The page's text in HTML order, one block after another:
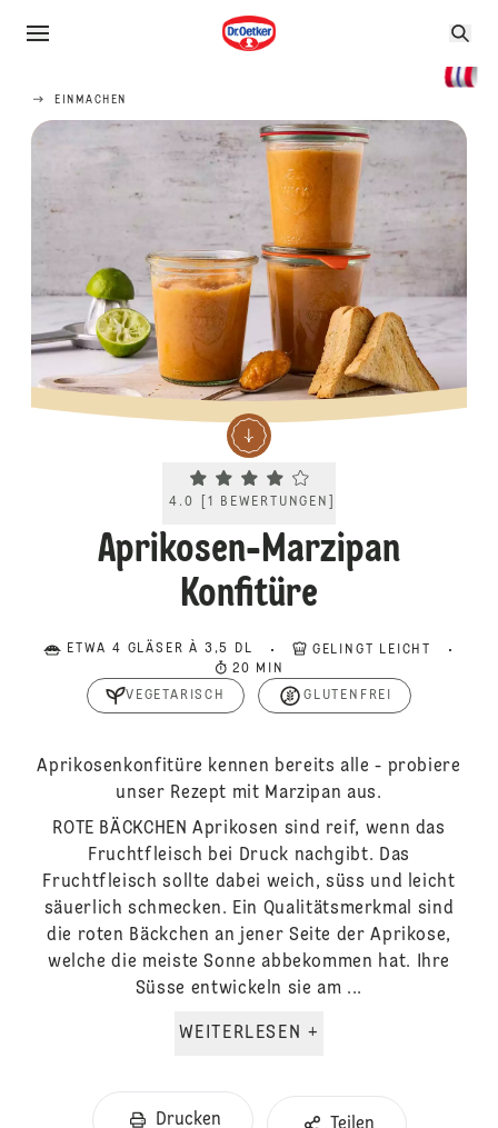
EINMACHEN
Current rating 4.0. Click to rate.
4.0 1 BEWERTUNGEN
Aprikosen-Marzipan
Konfitüre
ETWA 4 GLÄSER À 3,5 DL
GELINGT LEICHT
20 MIN
VEGETARISCH
GLUTENFREI
Aprikosenkonfitüre kennen bereits alle - probiere
unser Rezept mit Marzipan aus.
ROTE BÄCKCHEN Aprikosen sind reif, wenn das
Fruchtfleisch bei Druck nachgibt. Das
Fruchtfleisch sollte dabei weich, süss und leicht
säuerlich schmecken. Ein Qualitätsmerkmal sind
die roten Bäckchen an jener Seite der Aprikose,
welche die meiste Sonne abbekommen hat. Ihre
Süsse entwickeln sie am ...
WEITERLESEN +
Drucken